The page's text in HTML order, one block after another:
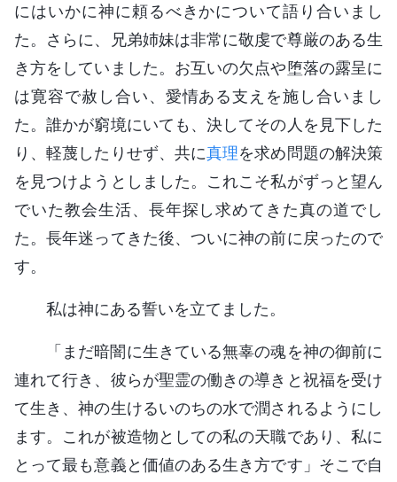
にはいかに神に頼るべきかについて語り合いまし
た。さらに、兄弟姉妹は非常に敬虔で尊厳のある生
き方をしていました。お互いの欠点や堕落の露呈に
は寛容で赦し合い、愛情ある支えを施し合いまし
た。誰かが窮境にいても、決してその人を見下した
り、軽蔑したりせず、共に真理を求め問題の解決策
を見つけようとしました。これこそ私がずっと望ん
でいた教会生活、長年探し求めてきた真の道でし
た。長年迷ってきた後、ついに神の前に戻ったので
す。
私は神にある誓いを立てました。
「まだ暗闇に生きている無辜の魂を神の御前に
連れて行き、彼らが聖霊の働きの導きと祝福を受け
て生き、神の生けるいのちの水で潤されるようにし
ます。これが被造物としての私の天職であり、私に
とって最も意義と価値のある生き方です」そこで自